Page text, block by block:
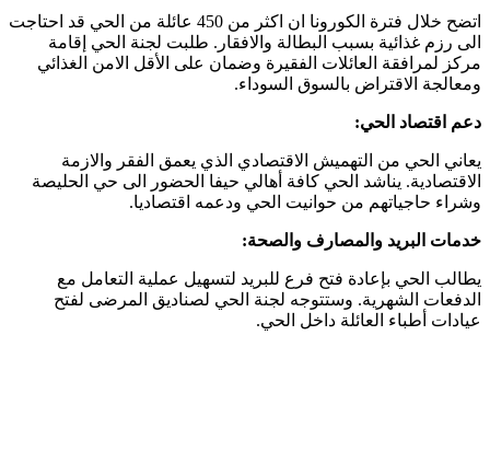
اتضح خلال فترة الكورونا ان اكثر من 450 عائلة من الحي قد احتاجت
الى رزم غذائية بسبب البطالة والافقار. طلبت لجنة الحي إقامة
مركز لمرافقة العائلات الفقيرة وضمان على الأقل الامن الغذائي
ومعالجة الاقتراض بالسوق السوداء.
دعم اقتصاد الحي:
يعاني الحي من التهميش الاقتصادي الذي يعمق الفقر والازمة
الاقتصادية. يناشد الحي كافة أهالي حيفا الحضور الى حي الحليصة
وشراء حاجياتهم من حوانيت الحي ودعمه اقتصاديا.
خدمات البريد والمصارف والصحة:
يطالب الحي بإعادة فتح فرع للبريد لتسهيل عملية التعامل مع
الدفعات الشهرية. وستتوجه لجنة الحي لصناديق المرضى لفتح
عيادات أطباء العائلة داخل الحي.